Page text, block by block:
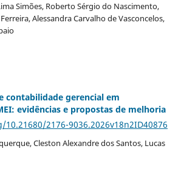
Simões, Roberto Sérgio do Nascimento,
Alessandra Carvalho de Vasconcelos,
contabilidade gerencial em
evidências e propostas de melhoria
2176-9036.2026v18n2ID40876
Cleston Alexandre dos Santos, Lucas